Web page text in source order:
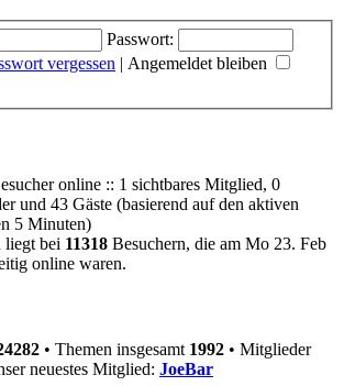
Passwort:
vergessen | Angemeldet bleiben
online :: 1 sichtbares Mitglied, 0
und 43 Gäste (basierend auf den aktiven
5 Minuten)
liegt bei 11318 Besuchern, die am Mo 23. Feb
online waren.
• Themen insgesamt 1992 • Mitglieder
neuestes Mitglied: JoeBar